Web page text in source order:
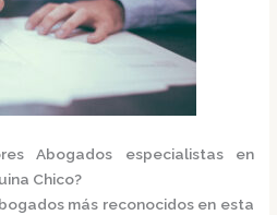
Abogados especialistas en
Chico?
más reconocidos en esta